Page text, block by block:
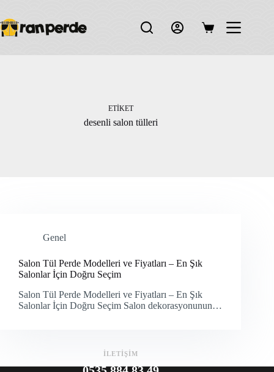
content
Shopping
ETIKET
desenli salon tülleri
Genel
Salon Tül Perde Modelleri ve Fiyatları – En Şık
Salonlar İçin Doğru Seçim
Salon Tül Perde Modelleri ve Fiyatları – En Şık
Salonlar İçin Doğru Seçim Salon dekorasyonunun…
İLETİŞİM